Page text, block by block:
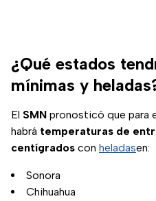
¿Qué estados
mínimas y
El SMN pronosticó que para
habrá temperaturas de
centígrados con heladasen:
Sonora
Chihuahua